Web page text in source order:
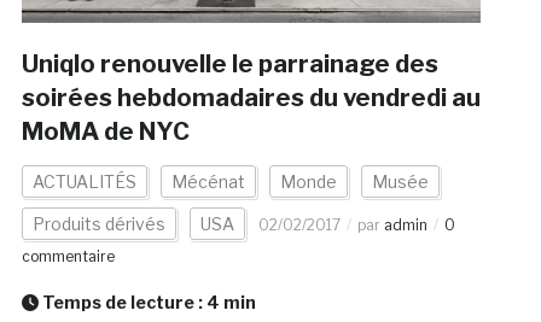
Uniqlo renouvelle le parrainage des
soirées hebdomadaires du vendredi au
MoMA de NYC
ACTUALITÉS Mécénat Monde Musée
Produits dérivés USA 02/02/2017 par admin
0
commentaire
Temps de lecture : 4 min